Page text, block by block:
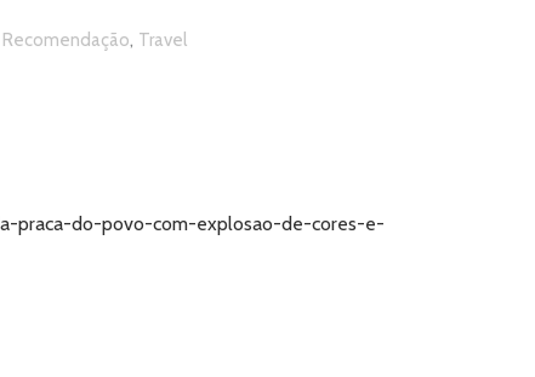
Recomendação, Travel